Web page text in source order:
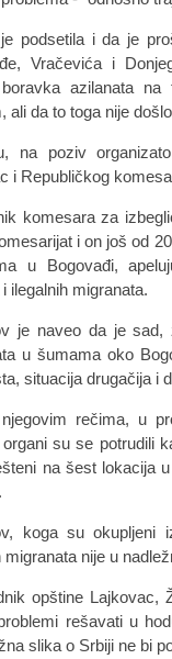
podsetila i da je
Vračevića i
azilanata
ali da to toga nije
na poziv
i Republičkog
komesara za
i on još od
u Bogovađi,
ilegalnih migranata.
je naveo da je sad,
u šumama oko
situacija drugačija i
rečima, u
su se potrudili
na šest lokacija
koga su okupljeni
migranata nije u
opštine Lajkovac,
rešavati u
slika o Srbiji ne bi